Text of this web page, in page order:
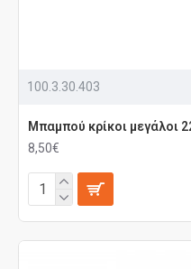
100.3.30.403
Μπαμπού κρίκοι μεγάλοι
8,50€